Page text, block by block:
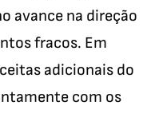
avance na direção
fracos. Em
adicionais do
com os